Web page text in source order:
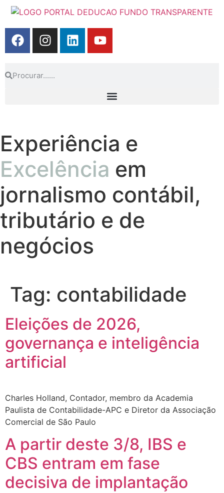
Experiência e
Excelência em
jornalismo contábil,
tributário e de
negócios
Tag: contabilidade
Eleições de 2026,
governança e inteligência
artificial
Charles Holland, Contador, membro da Academia
Paulista de Contabilidade-APC e Diretor da Associação
Comercial de São Paulo
A partir deste 3/8, IBS e
CBS entram em fase
decisiva de implantação